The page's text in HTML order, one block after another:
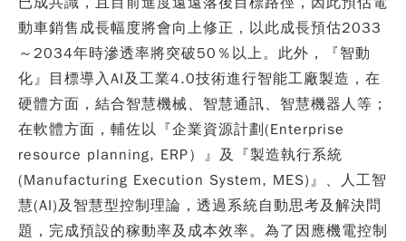
動車銷售成長幅度將會向上修正，以此成長預估2033
～2034年時滲透率將突破50％以上。此外，『智動
化』目標導入AI及工業4.0技術進行智能工廠製造，在
硬體方面，結合智慧機械、智慧通訊、智慧機器人等；
在軟體方面，輔佐以『企業資源計劃(Enterprise
resource planning, ERP）』及『製造執行系統
(Manufacturing Execution System, MES)』、人工智
慧(AI)及智慧型控制理論，透過系統自動思考及解決問
題，完成預設的稼動率及成本效率。為了因應機電控制